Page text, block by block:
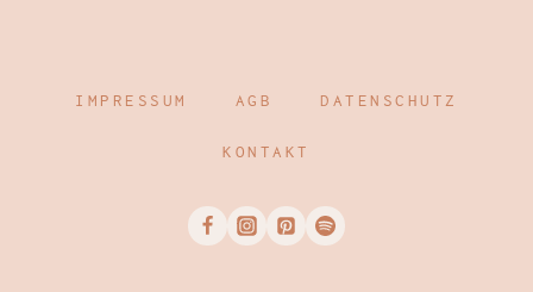
IMPRESSUM AGB DATENSCHUTZ
KONTAKT